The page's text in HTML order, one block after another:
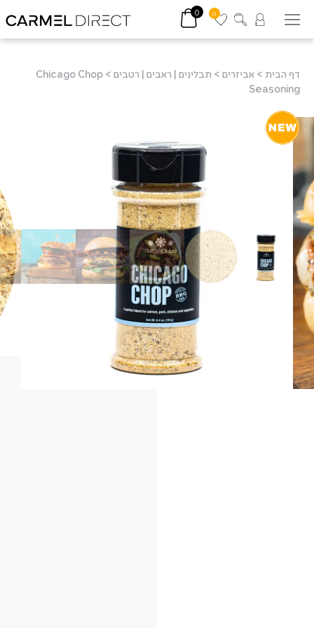
0
0
דף הבית > אביזרים > תבלינים | ראבים | רטבים >
Chicago Chop
Seasoning